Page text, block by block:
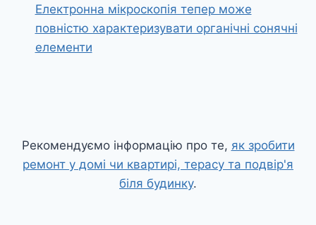
Електронна мікроскопія тепер може
повністю характеризувати органічні сонячні
елементи
Рекомендуємо інформацію про те, як зробити
ремонт у домі чи квартирі, терасу та подвір'я
біля будинку.